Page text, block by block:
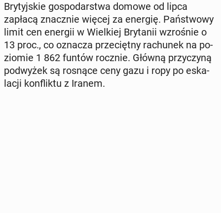
Bry­tyj­skie go­spo­dar­stwa domowe od lipca
zapłacą znacz­nie więcej za energię. Pań­stwo­wy
limit cen energii w Wiel­kiej Bry­ta­nii wzro­śnie o
13 proc., co oznacza prze­cięt­ny ra­chu­nek na po­
zio­mie 1 862 funtów rocznie. Główną przy­czy­ną
pod­wy­żek są rosnące ceny gazu i ropy po eska­
la­cji kon­flik­tu z Iranem.